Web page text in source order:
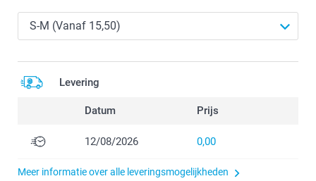
Levering
Datum Prijs
12/08/2026 0,00
Meer informatie over alle leveringsmogelijkheden